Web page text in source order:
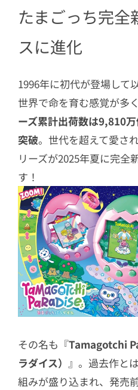
キドキの「ツ
懐かしの“でっかい
3“すぺしゃるレッス
4発売はいつ？どこ
情報はこちら！
たまごっち完全
スに進化
1996年に初代が登場して
世界で命を育む感覚が多
ーズ累計出荷数は9,810
突破。世代を超えて愛さ
リーズが2025年夏に完全
す！
その名も『Tamagotchi
ラダイス） 』。過去作と
組みが盛り込まれ、発売